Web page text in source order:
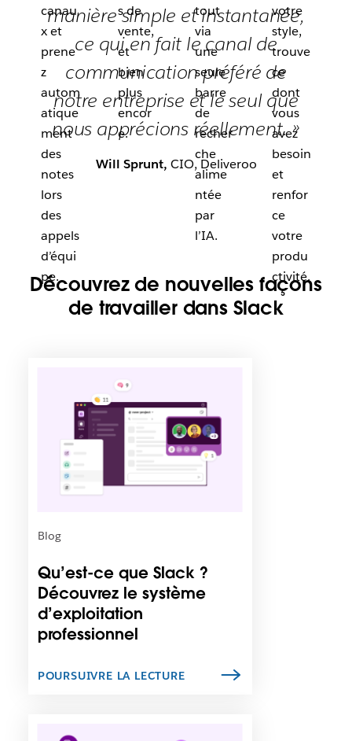
canau
x et
prene
z
autom
atique
ment
des
notes
lors
des
appels
d’équi
pe.
s de
vente,
et
bien
plus
encor
e.
tout
via
une
seule
barre
de
recher
che
alime
ntée
par
l’IA.
votre
style,
trouve
ce
dont
vous
avez
besoin
et
renfor
ce
votre
produ
ctivité.
manière simple et instantanée,
ce qui en fait le canal de
communication préféré de
notre entreprise et le seul que
nous apprécions réellement. »
Will Sprunt, CIO, Deliveroo
Découvrez de nouvelles façons
de travailler dans Slack
Blog
Qu’est-ce que Slack ?
Découvrez le système
d’exploitation
professionnel
POURSUIVRE LA LECTURE